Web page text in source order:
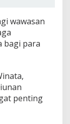
wawasan
bagi para
penting